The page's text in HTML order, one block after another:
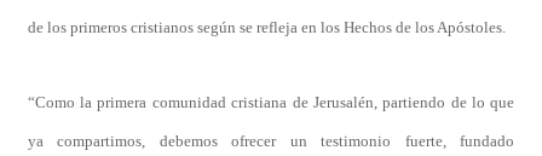
de los primeros cristianos según se refleja en los Hechos de los Apóstoles.
“Como la primera comunidad cristiana de Jerusalén, partiendo de lo que
ya compartimos, debemos ofrecer un testimonio fuerte, fundado